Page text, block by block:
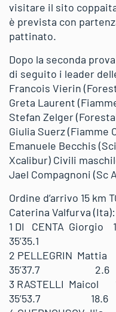
visitare il sito
è prevista con
pattinato.
Dopo la seconda
di seguito i leader
Francois Vierin
Greta Laurent
Stefan Zelger
Giulia Suerz (Fiamme
Emanuele Becchis
Xcalibur) Civili
Jael Compagnoni (Sc
Ordine d’arrivo 15 km
Caterina Valfurva (Ita):
1 DI CENTA
35’35.1
2 PELLEGRIN
35’37.7
3 RASTELLI
35’53.7